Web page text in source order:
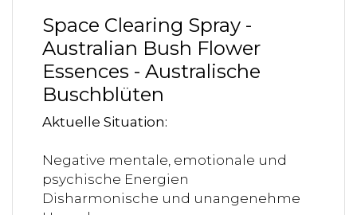
Space Clearing Spray -
Australian Bush Flower
Essences - Australische
Buschblüten
Aktuelle Situation:
Negative mentale, emotionale und
psychische Energien
Disharmonische und unangenehme